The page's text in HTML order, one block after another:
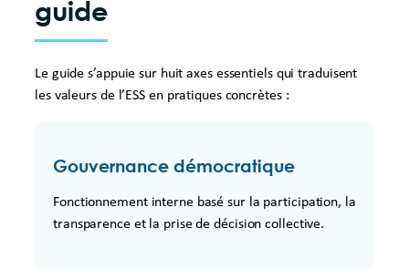
guide
Le guide s’appuie sur huit axes essentiels qui traduisent
les valeurs de l’ESS en pratiques concrètes :
Gouvernance démocratique
Fonctionnement interne basé sur la participation, la
transparence et la prise de décision collective.